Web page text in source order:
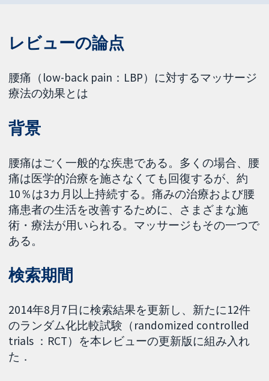
レビューの論点
腰痛（low-back pain：LBP）に対するマッサージ
療法の効果とは
背景
腰痛はごく一般的な疾患である。多くの場合、腰
痛は医学的治療を施さなくても回復するが、約
10％は3カ月以上持続する。痛みの治療および腰
痛患者の生活を改善するために、さまざまな施
術・療法が用いられる。マッサージもその一つで
ある。
検索期間
2014年8月7日に検索結果を更新し、新たに12件
のランダム化比較試験（randomized controlled
trials ：RCT）を本レビューの更新版に組み入れ
た．